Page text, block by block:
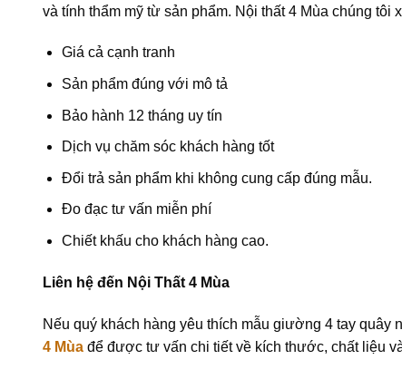
và tính thẩm mỹ từ sản phẩm. Nội thất 4 Mùa chúng tôi
Giá cả cạnh tranh
Sản phẩm đúng với mô tả
Bảo hành 12 tháng uy tín
Dịch vụ chăm sóc khách hàng tốt
Đổi trả sản phẩm khi không cung cấp đúng mẫu.
Đo đạc tư vấn miễn phí
Chiết khấu cho khách hàng cao.
Liên hệ đến Nội Thất 4 Mùa
Nếu quý khách hàng yêu thích mẫu giường 4 tay quây
4 Mùa để được tư vấn chi tiết về kích thước, chất liệu